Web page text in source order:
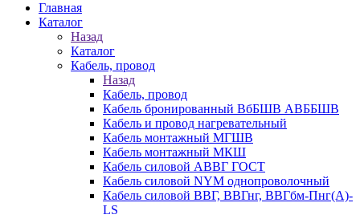
Главная
Каталог
Назад
Каталог
Кабель, провод
Назад
Кабель, провод
Кабель бронированный ВбБШВ АВББШВ
Кабель и провод нагревательный
Кабель монтажный МГШВ
Кабель монтажный МКШ
Кабель силовой АВВГ ГОСТ
Кабель силовой NYM однопроволочный
Кабель силовой ВВГ, ВВГнг, ВВГбм-Пнг(А)-
LS